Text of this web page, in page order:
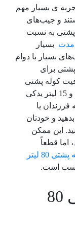
دیوتر یک تجربه ی بسیار مهم
و جیب‌های
به نسبت
مدت بسیار
بسیار با دوام
برای
کوله پشتی
80 لیتر دیوتر دارای 65 لیتر ظرفیت داخلی و 15 لیتر یدکی
15+65 لیتر را به فرزندان یا
و خودتان
این ممکن
اما قطعاً
80 لیتر
است.
مشخصات کوله پشتی 80